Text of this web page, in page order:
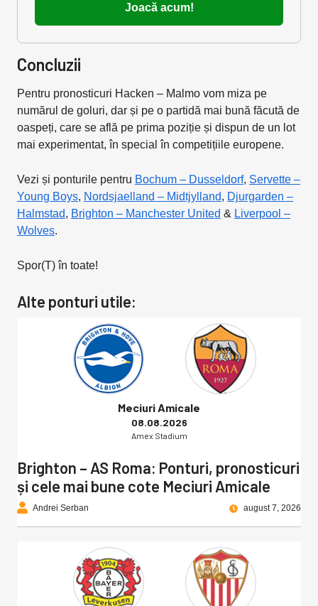
Joacă acum!
Concluzii
Pentru pronosticuri Hacken – Malmo vom miza pe
numărul de goluri, dar și pe o partidă mai bună făcută de
oaspeți, care se află pe prima poziție și dispun de un lot
mai experimentat, în special în competițiile europene.
Vezi și ponturile pentru Bochum – Dusseldorf, Servette –
Young Boys, Nordsjaelland – Midtjylland, Djurgarden –
Halmstad, Brighton – Manchester United & Liverpool –
Wolves.
Spor(T) în toate!
Alte ponturi utile:
Meciuri Amicale
08.08.2026
Amex Stadium
Brighton – AS Roma: Ponturi, pronosticuri
și cele mai bune cote Meciuri Amicale
Andrei Serban august 7, 2026